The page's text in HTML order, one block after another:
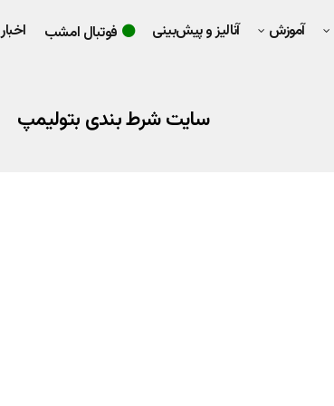
آموزش آنالیز و پیش‌بینی فوتبال امشب اخبار
سایت شرط بندی بتولیمپ